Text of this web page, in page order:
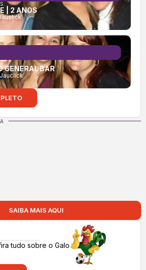
| 2 ANOS
GENERAL BAR
Jauclick
SAIBA MAIS AQUI
tudo sobre o Galo